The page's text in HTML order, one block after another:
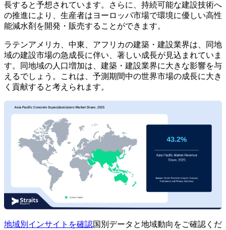
長すると予想されています。さらに、持続可能な建設技術へ
の推進により、生産者はヨーロッパ市場で環境に優しい高性
能減水剤を開発・販売することができます。
ラテンアメリカ、中東、アフリカの建築・建設業界は、同地
域の建設市場の急成長に伴い、著しい成長が見込まれていま
す。同地域の人口増加は、建築・建設業界に大きな影響を与
えるでしょう。これは、予測期間中の世界市場の成長に大き
く貢献すると考えられます。
地域別インサイトを確認国別データと地域動向をご確認くだ